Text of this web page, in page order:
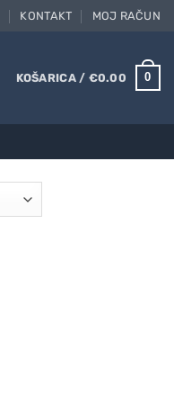
KONTAKT MOJ RAČUN
KOŠARICA / €0.00 0